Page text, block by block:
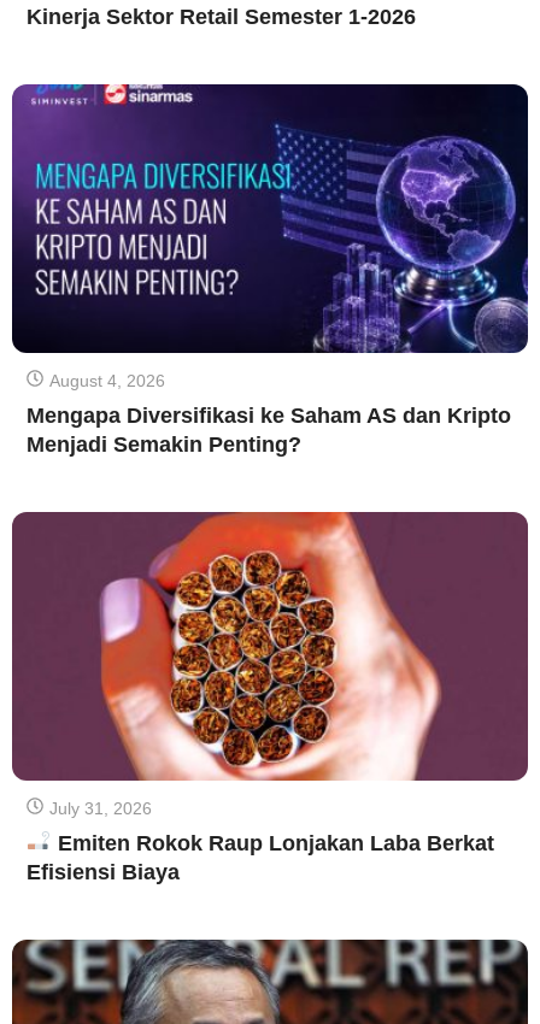
Kinerja Sektor Retail Semester 1-2026
August 4, 2026
Mengapa Diversifikasi ke Saham AS dan Kripto
Menjadi Semakin Penting?
July 31, 2026
Emiten Rokok Raup Lonjakan Laba Berkat
Efisiensi Biaya